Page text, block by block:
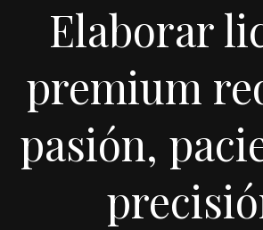
Elaborar
premium
pasión,